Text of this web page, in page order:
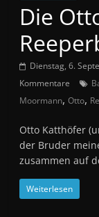
Die
Dienstag, 6.
Kommentare
Moormann,Otto,
Otto Katthöfer
der Bruder
zusammen auf
Weiterlesen